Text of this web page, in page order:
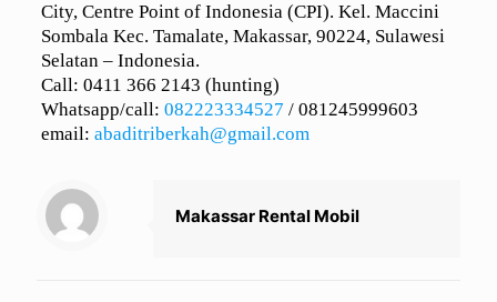
City, Centre Point of Indonesia (CPI). Kel. Maccini
Sombala Kec. Tamalate, Makassar, 90224, Sulawesi
Selatan – Indonesia.
Call: 0411 366 2143 (hunting)
Whatsapp/call: 082223334527 / 081245999603
email: abaditriberkah@gmail.com
Makassar Rental Mobil